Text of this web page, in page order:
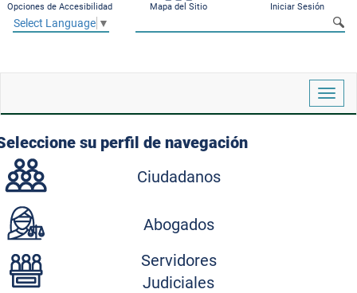
Opciones de Accesibilidad Mapa del Sitio Iniciar Sesión
Select Language ▼
su perfil de navegación
Ciudadanos
Abogados
Servidores
Judiciales